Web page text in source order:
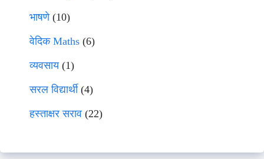
भाषणे(10)
वेदिक Maths (6)
व्यवसाय(1)
सरल विद्यार्थी(4)
हस्ताक्षर सराव (22)